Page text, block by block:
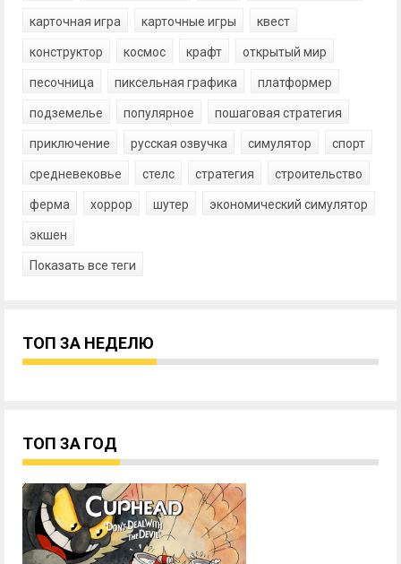
карточная игра карточные игры квест
конструктор космос крафт открытый мир
песочница пиксельная графика платформер
подземелье популярное пошаговая стратегия
приключение русская озвучка симулятор спорт
средневековье стелс стратегия строительство
ферма хоррор шутер экономический симулятор
экшен
Показать все теги
ТОП ЗА НЕДЕЛЮ
ТОП ЗА ГОД